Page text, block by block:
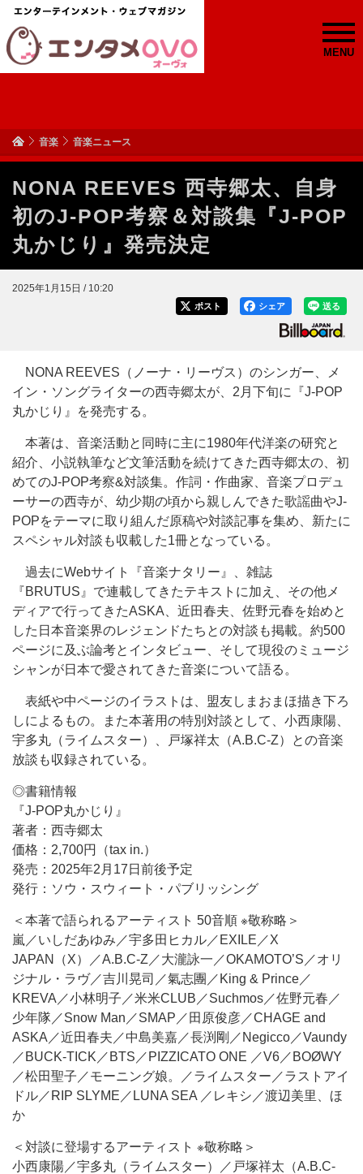
MENU
音楽 音楽ニュース
NONA REEVES 西寺郷太、自身
初のJ-POP考察＆対談集『J-POP
丸かじり』発売決定
2025年1月15日 / 10:20
送る
シェア
ポスト
NONA REEVES（ノーナ・リーヴス）のシンガー、メ
イン・ソングライターの西寺郷太が、2月下旬に『J-POP
丸かじり』を発売する。
本著は、音楽活動と同時に主に1980年代洋楽の研究と
紹介、小説執筆など文筆活動を続けてきた西寺郷太の、初
めてのJ-POP考察&対談集。作詞・作曲家、音楽プロデュ
ーサーの西寺が、幼少期の頃から親しんできた歌謡曲やJ-
POPをテーマに取り組んだ原稿や対談記事を集め、新たに
スペシャル対談も収載した1冊となっている。
過去にWebサイト『音楽ナタリー』、雑誌
『BRUTUS』で連載してきたテキストに加え、その他メ
ディアで行ってきたASKA、近田春夫、佐野元春を始めと
した日本音楽界のレジェンドたちとの対談も掲載。約500
ページに及ぶ論考とインタビュー、そして現役のミュージ
シャンが日本で愛されてきた音楽について語る。
表紙や中ページのイラストは、盟友しまおまほ描き下ろ
しによるもの。また本著用の特別対談として、小西康陽、
宇多丸（ライムスター）、戸塚祥太（A.B.C-Z）との音楽
放談も収録されている。
◎書籍情報
『J-POP丸かじり』
著者：西寺郷太
価格：2,700円（tax in.）
発売：2025年2月17日前後予定
発行：ソウ・スウィート・パブリッシング
＜本著で語られるアーティスト 50音順 ※敬称略＞
嵐／いしだあゆみ／宇多田ヒカル／EXILE／X
JAPAN（X）／A.B.C-Z／大瀧詠一／OKAMOTO’S／オリ
ジナル・ラヴ／吉川晃司／氣志團／King & Prince／
KREVA／小林明子／米米CLUB／Suchmos／佐野元春／
少年隊／Snow Man／SMAP／田原俊彦／CHAGE and
ASKA／近田春夫／中島美嘉／長渕剛／Negicco／Vaundy
／BUCK-TICK／BTS／PIZZICATO ONE ／V6／BOØWY
／松田聖子／モーニング娘。／ライムスター／ラストアイ
ドル／RIP SLYME／LUNA SEA ／レキシ／渡辺美里、ほ
か
＜対談に登場するアーティスト ※敬称略＞
小西康陽／宇多丸（ライムスター）／戸塚祥太（A.B.C-